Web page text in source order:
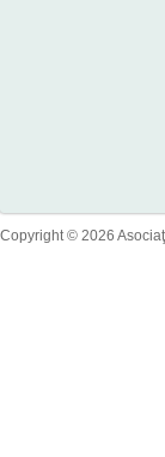
Copyright © 2026